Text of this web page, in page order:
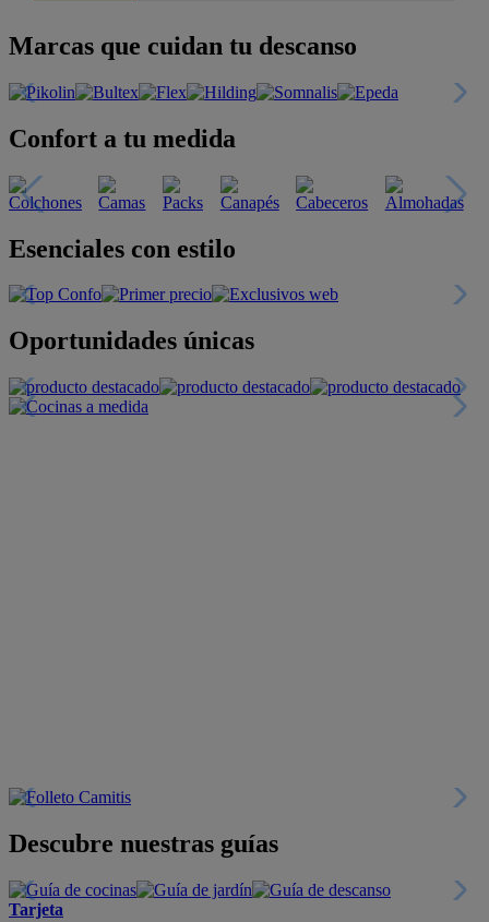
Marcas que cuidan tu descanso
Confort a tu medida
Esenciales con estilo
Oportunidades únicas
Descubre nuestras guías
Tarjeta